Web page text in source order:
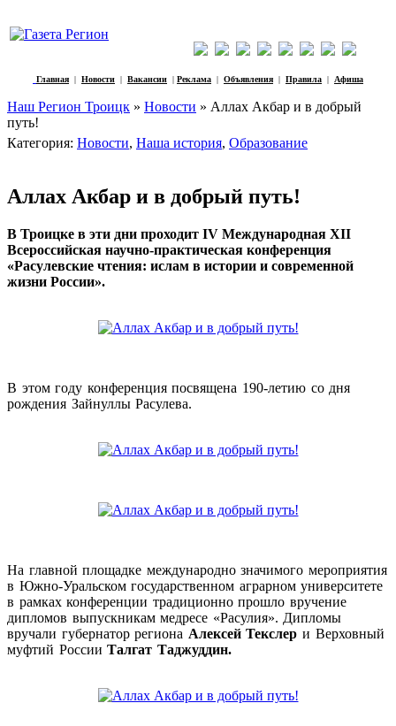
Главная | Новости | Вакансии | Реклама | Объявления | Правила | Афиша
Наш Регион Троицк » Новости » Аллах Акбар и в добрый
путь!
Категория: Новости, Наша история, Образование
Аллах Акбар и в добрый путь!
В Троицке в эти дни проходит IV Международная XII
Всероссийская научно-практическая конференция
«Расулевские чтения: ислам в истории и современной
жизни России».
В этом году конференция посвящена 190-летию со дня
рождения Зайнуллы Расулева.
На главной площадке международно значимого мероприятия
в Южно-Уральском государственном аграрном университете
в рамках конференции традиционно прошло вручение
дипломов выпускникам медресе «Расулия». Дипломы
вручали губернатор региона Алексей Текслери Верховный
муфтий РоссииТалгат Таджуддин.